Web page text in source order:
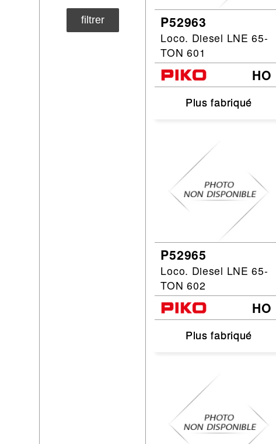
filtrer P52963
Loco. Diesel LNE 65-
TON 601
HO
Plus fabriqué
Plus fabriqué
P52965
Loco. Diesel LNE 65-
TON 602
HO
Plus fabriqué
Plus fabriqué